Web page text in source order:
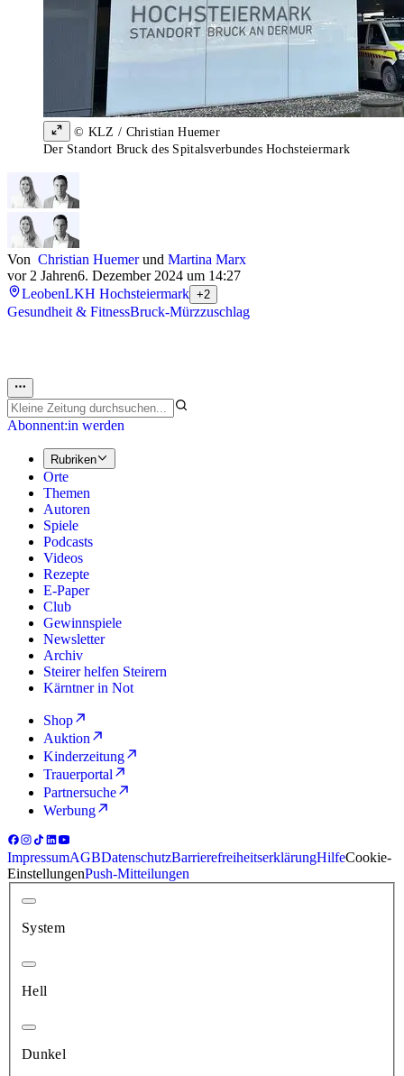
© KLZ / Christian Huemer
Der Standort Bruck des Spitalsverbundes Hochsteiermark
Von Christian Huemerund Martina Marx
vor 2 Jahren6. Dezember 2024 um 14:27
LeobenLKH Hochsteiermark +2
Gesundheit & FitnessBruck-Mürzzuschlag
Abonnent:in werden
Rubriken
Orte
Themen
Autoren
Spiele
Podcasts
Videos
Rezepte
E-Paper
Club
Gewinnspiele
Newsletter
Archiv
Steirer helfen Steirern
Kärntner in Not
Shop
Auktion
Kinderzeitung
Trauerportal
Partnersuche
Werbung
ImpressumAGBDatenschutzBarrierefreiheitserklärungHilfeCookie-
EinstellungenPush-Mitteilungen
System
Hell
Dunkel